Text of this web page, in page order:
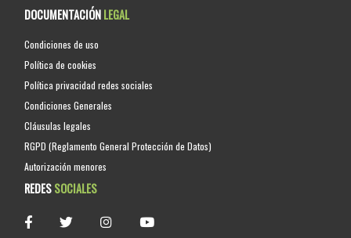
DOCUMENTACIÓNLEGAL
Condiciones de uso
Política de cookies
Política privacidad redes sociales
Condiciones Generales
Cláusulas legales
RGPD (Reglamento General Protección de Datos)
Autorización menores
REDESSOCIALES